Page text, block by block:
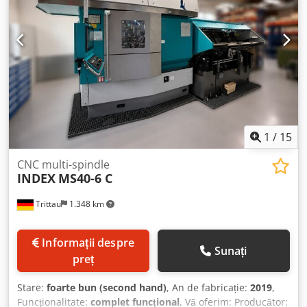
1 / 15
Trittau 1.348 km
CNC multi-spindle
INDEX MS40-6 C
preț
Sunați
Stare: foarte bun (second hand), An de fabricație: 2019,
Funcționalitate: complet funcțional, Vă oferim: Producător: